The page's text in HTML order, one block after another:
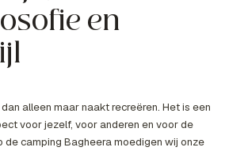
en
alleen maar naakt recreëren. Het is een
voor jezelf, voor anderen en voor de
de camping Bagheera moedigen wij onze